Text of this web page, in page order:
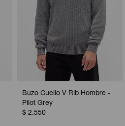
Buzo Cuello V Rib Hombre -
Pilot Grey
$ 2.550